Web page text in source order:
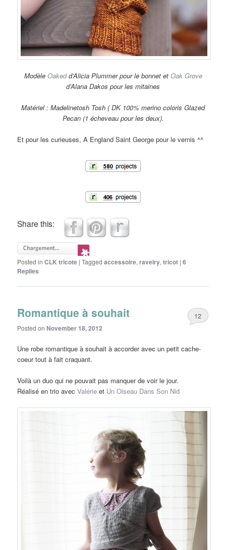
Modèle Oakedd’Alicia Plummer pour le bonnet et Oak Grove
d’Alana Dakos pour les mitaines
Matériel : Madelinetosh Tosh ( DK 100% merino coloris Glazed
Pecan (1 écheveau pour les deux).
Et pour les curieuses, A England Saint George pour le vernis ^^
Share this:
Posted in CLK tricote |Tagged accessoire,ravelry,tricot |6
Replies
Romantique à souhait
Posted on November 18, 2012
12
Une robe romantique à souhait à accorder avec un petit cache-
coeur tout à fait craquant.
Voilà un duo qui ne pouvait pas manquer de voir le jour.
Réalisé en trio avecValérie et Un Oiseau Dans Son Nid